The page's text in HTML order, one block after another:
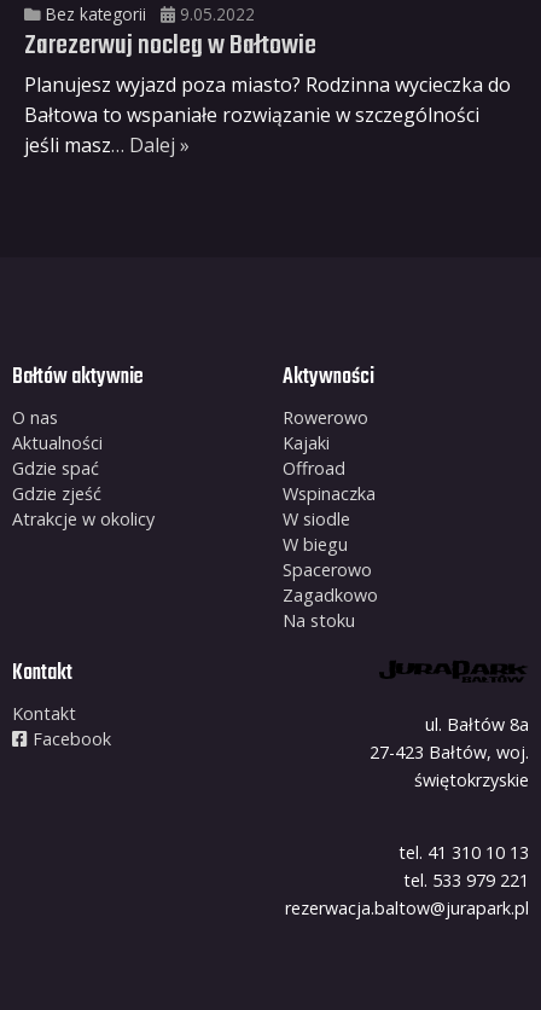
Bez kategorii 9.05.2022
Zarezerwuj nocleg w Bałtowie
Planujesz wyjazd poza miasto? Rodzinna wycieczka do
Bałtowa to wspaniałe rozwiązanie w szczególności
jeśli masz… Dalej »
Bałtów aktywnie
O nas
Aktualności
Gdzie spać
Gdzie zjeść
Atrakcje w okolicy
Aktywności
Rowerowo
Kajaki
Offroad
Wspinaczka
W siodle
W biegu
Spacerowo
Zagadkowo
Na stoku
Kontakt
Kontakt
Facebook
ul. Bałtów 8a
27-423 Bałtów, woj.
świętokrzyskie
tel. 41 310 10 13
tel. 533 979 221
rezerwacja.baltow@jurapark.pl